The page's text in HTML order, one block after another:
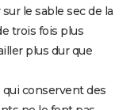
le sable sec de la
trois fois plus
plus dur que
conservent des